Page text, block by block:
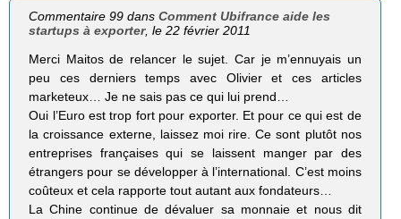
Commentaire 99 dansComment Ubifrance aide les
startups à exporter, le 22 février 2011
Merci Maitos de relancer le sujet. Car je m’ennuyais un
peu ces derniers temps avec Olivier et ces articles
marketeux… Je ne sais pas ce qui lui prend…
Oui l’Euro est trop fort pour exporter. Et pour ce qui est de
la croissance externe, laissez moi rire. Ce sont plutôt nos
entreprises françaises qui se laissent manger par des
étrangers pour se développer à l’international. C’est moins
coûteux et cela rapporte tout autant aux fondateurs…
La Chine continue de dévaluer sa monnaie et nous dit